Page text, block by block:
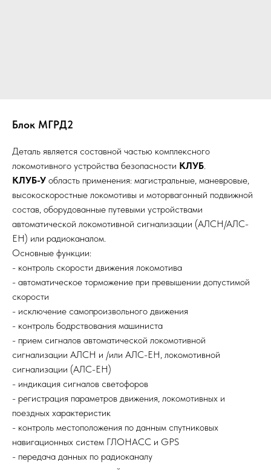
Блок МГРД2
Деталь является составной частью комплексного
локомотивного устройства безопасности КЛУБ.
КЛУБ-У область применения: магистральные, маневровые,
высокоскоростные локомотивы и моторвагонный подвижной
состав, оборудованные путевыми устройствами
автоматической локомотивной сигнализации (АЛСН/АЛС-
ЕН) или радиоканалом.
Основные функции:
- контроль скорости движения локомотива
- автоматическое торможение при превышении допустимой
скорости
- исключение самопроизвольного движения
- контроль бодрствования машиниста
- прием сигналов автоматической локомотивной
сигнализации АЛСН и /или АЛС-ЕН, локомотивной
сигнализации (АЛС-ЕН)
- индикация сигналов светофоров
- регистрация параметров движения, локомотивных и
поездных характеристик
- контроль местоположения по данным спутниковых
навигационных систем ГЛОНАСС и GPS
- передача данных по радиоканалу